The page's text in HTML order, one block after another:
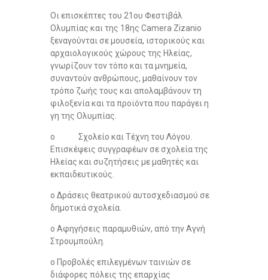
Οι επισκέπτες του 21ου Φεστιβάλ
Ολυμπίας και της 18ης Camera Zizanio
ξεναγούνται σε μουσεία, ιστορικούς και
αρχαιολογικούς χώρους της Ηλείας,
γνωρίζουν τον τόπο και τα μνημεία,
συναντούν ανθρώπους, μαθαίνουν τον
τρόπο ζωής τους και απολαμβάνουν τη
φιλοξενία και τα προϊόντα που παράγει η
γη της Ολυμπίας.
o Σχολείο και Τέχνη του Λόγου.
Επισκέψεις συγγραφέων σε σχολεία της
Ηλείας και συζητήσεις με μαθητές και
εκπαιδευτικούς.
o Δράσεις θεατρικού αυτοσχεδιασμού σε
δημοτικά σχολεία.
o Αφηγήσεις παραμυθιών, από την Αγνή
Στρουμπούλη.
ο Προβολές επιλεγμένων ταινιών σε
διάφορες πόλεις της επαρχίας